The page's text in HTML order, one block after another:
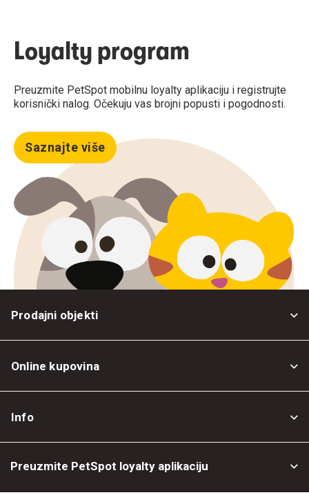
Loyalty program
Preuzmite PetSpot mobilnu loyalty aplikaciju i registrujte
korisnički nalog. Očekuju vas brojni popusti i pogodnosti.
Saznajte više
Prodajni objekti
Online kupovina
Info
Preuzmite PetSpot loyalty aplikaciju